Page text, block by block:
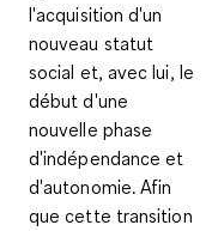
l'acquisition d'un
nouveau statut
social et, avec lui, le
début d'une
nouvelle phase
d'indépendance et
d'autonomie. Afin
que cette transition